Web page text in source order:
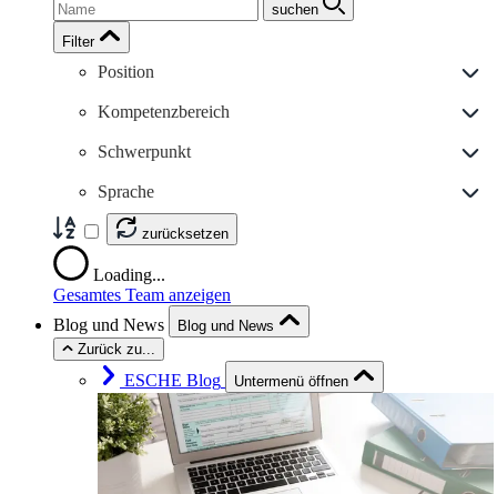
suchen
Filter
Position
Kompetenzbereich
Schwerpunkt
Sprache
zurücksetzen
Loading...
Gesamtes Team anzeigen
Blog und News
Blog und News
Zurück zu...
ESCHE Blog Untermenü öffnen